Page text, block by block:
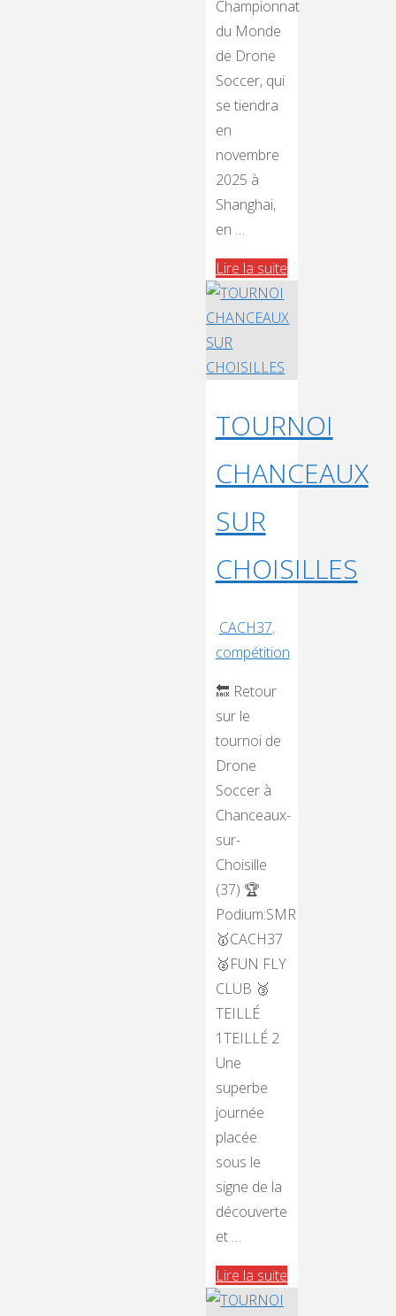
Championnat
du Monde
de Drone
Soccer, qui
se tiendra
en
novembre
2025 à
Shanghai,
en …
Lire la suite"Officiel
SMR
aux
Mondiaux
de
Drone
—
15–
2025"
TOURNOI
CHANCEAUX
SUR
CHOISILLES
CACH37,
compétition
🔙 Retour
sur le
tournoi de
Drone
Soccer à
Chanceaux-
sur-
Choisille
(37) 🏆
Podium:SMR
🥇CACH37
🥈FUN FLY
CLUB 🥉
TEILLÉ
1TEILLÉ 2
Une
superbe
journée
placée
sous le
signe de la
découverte
et …
Lire la suite"TOURNOI